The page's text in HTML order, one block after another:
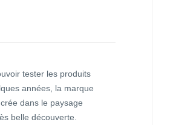
tester les produits
années, la marque
dans le paysage
belle découverte.